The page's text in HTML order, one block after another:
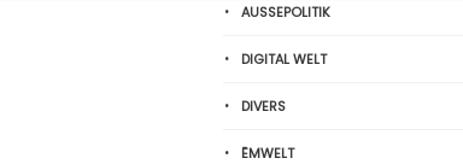
AUSSEPOLITIK
DIGITAL WELT
DIVERS
ËMWELT